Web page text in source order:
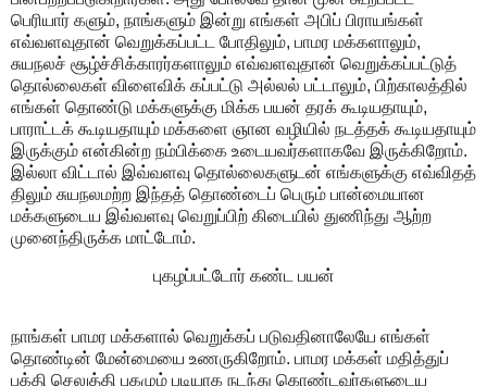
பெரியார் களும், நாங்களும் இன்று எங்கள் அபிப் பிராயங்கள்
எவ்வளவுதான் வெறுக்கப்பட்ட போதிலும், பாமர மக்களாலும்,
சுயநலச் சூழ்ச்சிக்காரர்களாலும் எவ்வளவுதான் வெறுக்கப்பட்டுத்
தொல்லைகள் விளைவிக் கப்பட்டு அல்லல் பட்டாலும், பிற்காலத்தில்
எங்கள் தொண்டு மக்களுக்கு மிக்க பயன் தரக் கூடியதாயும்,
பாராட்டக் கூடியதாயும் மக்களை ஞான வழியில் நடத்தக் கூடியதாயும்
இருக்கும் என்கின்ற நம்பிக்கை உடையவர்களாகவே இருக்கிறோம்.
இல்லா விட்டால் இவ்வளவு தொல்லைகளுடன் எங்களுக்கு எவ்விதத்
திலும் சுயநலமற்ற இந்தத் தொண்டைப் பெரும் பான்மையான
மக்களுடைய இவ்வளவு வெறுப்பிற் கிடையில் துணிந்து ஆற்ற
முனைந்திருக்க மாட்டோம்.
புகழப்பட்டோர் கண்ட பயன்
நாங்கள் பாமர மக்களால் வெறுக்கப் படுவதினாலேயே எங்கள்
தொண்டின் மேன்மையை உணருகிறோம். பாமர மக்கள் மதித்துப்
பக்தி செலுத்தி புகழும் படியாக நடந்து கொண்டவர்களுடைய